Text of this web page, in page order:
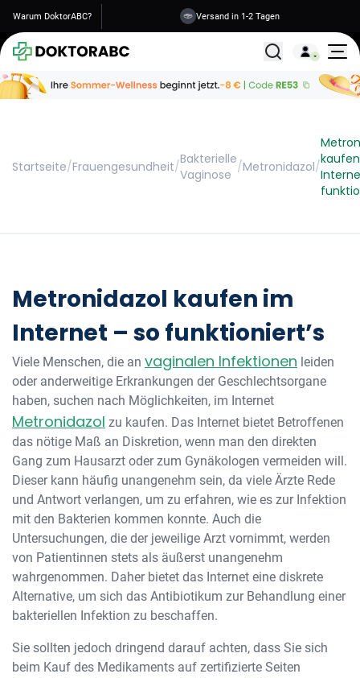
Warum DoktorABC? Versand in 1-2 Tagen
Alle
Startseite/Frauengesundheit/Bakterielle
Vaginose /Metronidazol/
Metronidazol kaufen im
Internet – so funktioniert’s
Viele Menschen, die an vaginalen Infektionen leiden
oder anderweitige Erkrankungen der Geschlechtsorgane
haben, suchen nach Möglichkeiten, im Internet
Metronidazol zu kaufen. Das Internet bietet Betroffenen
das nötige Maß an Diskretion, wenn man den direkten
Gang zum Hausarzt oder zum Gynäkologen vermeiden will.
Dieser kann häufig unangenehm sein, da viele Ärzte Rede
und Antwort verlangen, um zu erfahren, wie es zur Infektion
mit den Bakterien kommen konnte. Auch die
Untersuchungen, die der jeweilige Arzt vornimmt, werden
von Patientinnen stets als äußerst unangenehm
wahrgenommen. Daher bietet das Internet eine diskrete
Alternative, um sich das Antibiotikum zur Behandlung einer
bakteriellen Infektion zu beschaffen.
Sie sollten jedoch dringend darauf achten, dass Sie sich
beim Kauf des Medikaments auf zertifizierte Seiten